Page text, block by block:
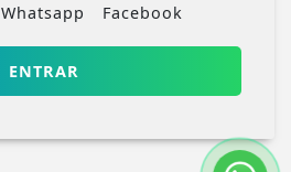
Whatsapp Facebook
ENTRAR